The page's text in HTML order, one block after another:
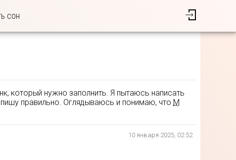
сон
который нужно заполнить. Я пытаюсь написать
правильно. Оглядываюсь и понимаю, что М
10 января 2025, 02:52